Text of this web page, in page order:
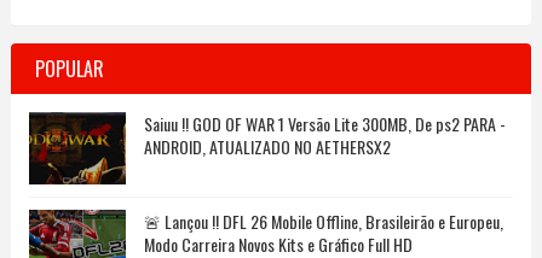
POPULAR
Saiuu !! GOD OF WAR 1 Versão Lite 300MB, De ps2 PARA -
ANDROID, ATUALIZADO NO AETHERSX2
🚨 Lançou !! DFL 26 Mobile Offline, Brasileirão e Europeu,
Modo Carreira Novos Kits e Gráfico Full HD